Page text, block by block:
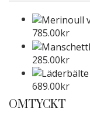
785.00kr
285.00kr
689.00kr
OMTYCKT